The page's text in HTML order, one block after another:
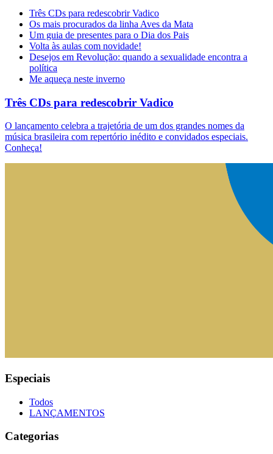
Três CDs para redescobrir Vadico
Os mais procurados da linha Aves da Mata
Um guia de presentes para o Dia dos Pais
Volta às aulas com novidade!
Desejos em Revolução: quando a sexualidade encontra a
política
Me aqueça neste inverno
Três CDs para redescobrir Vadico
O lançamento celebra a trajetória de um dos grandes nomes da
música brasileira com repertório inédito e convidados especiais.
Conheça!
Especiais
Todos
LANÇAMENTOS
Categorias